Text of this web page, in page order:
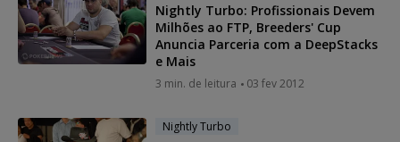
Nightly Turbo: Profissionais Devem
Milhões ao FTP, Breeders' Cup
Anuncia Parceria com a DeepStacks
e Mais
3 min. de leitura 03 fev 2012
Nightly Turbo